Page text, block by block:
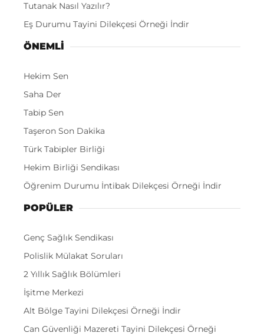
Tutanak Nasıl Yazılır?
Eş Durumu Tayini Dilekçesi Örneği İndir
ÖNEMLI
Hekim Sen
Saha Der
Tabip Sen
Taşeron Son Dakika
Türk Tabipler Birliği
Hekim Birliği Sendikası
Öğrenim Durumu İntibak Dilekçesi Örneği İndir
POPÜLER
Genç Sağlık Sendikası
Polislik Mülakat Soruları
2 Yıllık Sağlık Bölümleri
İşitme Merkezi
Alt Bölge Tayini Dilekçesi Örneği İndir
Can Güvenliği Mazereti Tayini Dilekçesi Örneği